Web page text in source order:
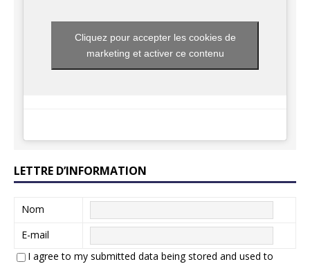
Cliquez pour accepter les cookies de
marketing et activer ce contenu
LETTRE D’INFORMATION
Nom
E-mail
I agree to my submitted data being stored and used to